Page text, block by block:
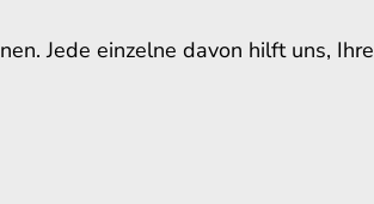
Jede einzelne davon hilft uns, Ihre